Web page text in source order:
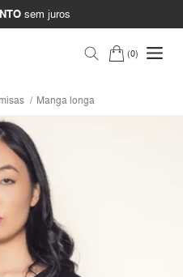
sem juros
0
Manga longa